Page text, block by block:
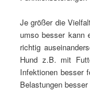
Je größer die
umso besser kann
richtig
Hund z.B. mit
Infektionen besser
Belastungen